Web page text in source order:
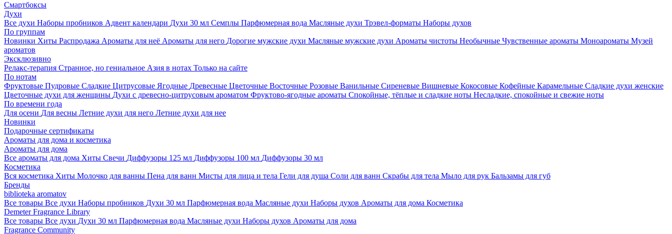
Смартбоксы
Духи
Все духи Наборы пробников Адвент календари Духи 30 мл Семплы Парфюмерная вода Масляные духи Трэвел-форматы Наборы духов
По группам
Новинки Хиты Распродажа Ароматы для неё Ароматы для него Дорогие мужские духи Масляные мужские духи Ароматы чистоты Необычные Чувственные ароматы Моноароматы Музей
ароматов
Эксклюзивно
Релакс-терапия Странное, но гениальное Азия в нотах Только на сайте
По нотам
Фруктовые Пудровые Сладкие Цитрусовые Ягодные Древесные Цветочные Восточные Розовые Ванильные Сиреневые Вишневые Кокосовые Кофейные Карамельные Сладкие духи женские
Цветочные духи для женщины Духи с древесно-цитрусовым ароматом Фруктово-ягодные ароматы Спокойные, тёплые и сладкие ноты Несладкие, спокойные и свежие ноты
По времени года
Для осени Для весны Летние духи для него Летние духи для нее
Новинки
Подарочные сертификаты
Ароматы для дома и косметика
Ароматы для дома
Все ароматы для дома Хиты Свечи Диффузоры 125 мл Диффузоры 100 мл Диффузоры 30 мл
Косметика
Вся косметика Хиты Молочко для ванны Пена для ванн Мисты для лица и тела Гели для душа Соли для ванн Скрабы для тела Мыло для рук Бальзамы для губ
Бренды
biblioteka aromatov
Все товары Все духи Наборы пробников Духи 30 мл Парфюмерная вода Масляные духи Наборы духов Ароматы для дома Косметика
Demeter Fragrance Library
Все товары Все духи Духи 30 мл Парфюмерная вода Масляные духи Наборы духов Ароматы для дома
Fragrance Community